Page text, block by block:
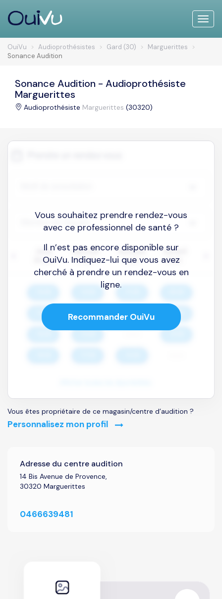
Toggle
OuiVu Audioprothésistes Gard (30)
Marguerittes
Sonance Audition
Sonance Audition - Audioprothésiste
Marguerittes
Audioprothésiste Marguerittes (30320)
Vous souhaitez prendre rendez-vous
avec ce professionnel de santé ?
Il n’est pas encore disponible sur
OuiVu. Indiquez-lui que vous avez
cherché à prendre un rendez-vous en
ligne.
Recommander OuiVu
Vous êtes propriétaire de ce magasin/centre d’audition ?
Personnalisez mon profil
Adresse du centre audition
14 Bis Avenue de Provence,
30320 Marguerittes
0466639481